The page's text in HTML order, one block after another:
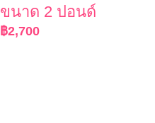
ขนาด 2 ปอนด์
฿2,700